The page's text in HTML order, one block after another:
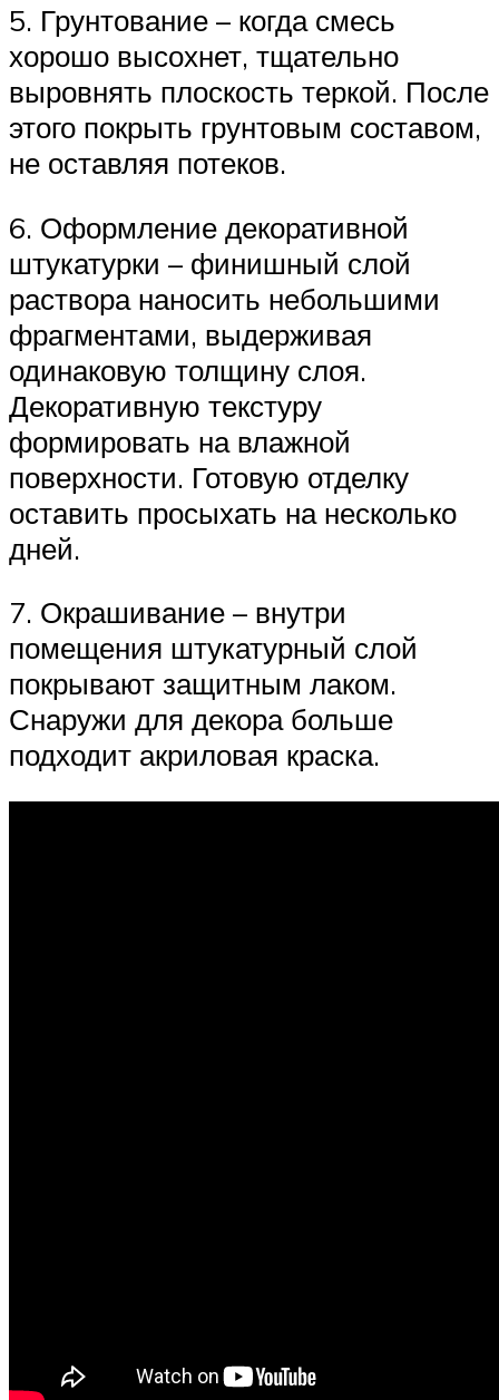
5. Грунтование – когда смесь
хорошо высохнет, тщательно
выровнять плоскость теркой. После
этого покрыть грунтовым составом,
не оставляя потеков.
6. Оформление декоративной
штукатурки – финишный слой
раствора наносить небольшими
фрагментами, выдерживая
одинаковую толщину слоя.
Декоративную текстуру
формировать на влажной
поверхности. Готовую отделку
оставить просыхать на несколько
дней.
7. Окрашивание – внутри
помещения штукатурный слой
покрывают защитным лаком.
Снаружи для декора больше
подходит акриловая краска.